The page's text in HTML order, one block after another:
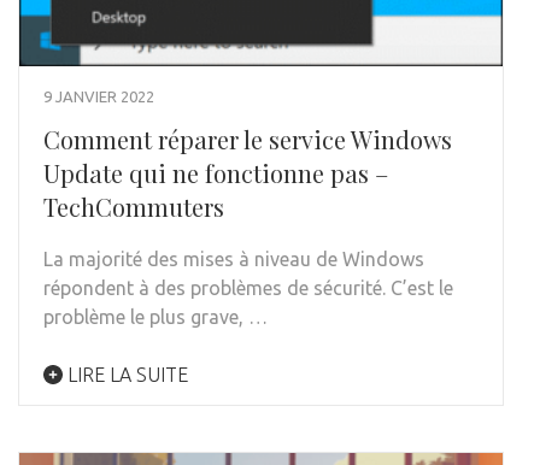
9 JANVIER 2022
Comment réparer le service Windows
Update qui ne fonctionne pas –
TechCommuters
La majorité des mises à niveau de Windows
répondent à des problèmes de sécurité. C’est le
problème le plus grave, …
LIRE LA SUITE